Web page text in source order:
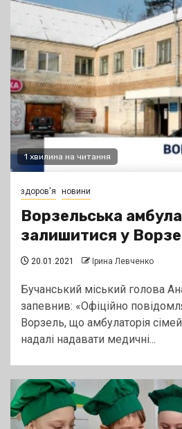
1 хвилина на читання
здоров'я новини
Ворзельська
залишитися у
20.01.2021 Ірина Левченко
Бучанський міський голова
запевнив: «Офіційно
Ворзель, що амбулаторія
надалі надавати медичні...